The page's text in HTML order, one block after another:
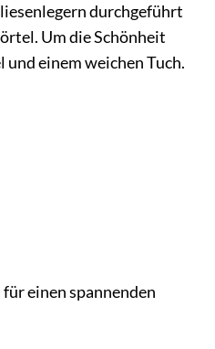
durchgeführt
Um die Schönheit
einem weichen Tuch.
einen spannenden